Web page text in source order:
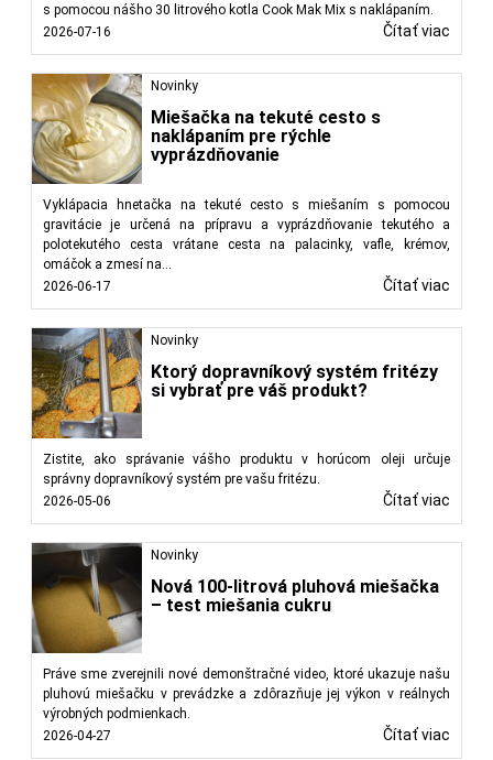
s pomocou nášho 30 litrového kotla Cook Mak Mix s naklápaním.
2026-07-16
Čítať viac
Novinky
Miešačka na tekuté cesto s
naklápaním pre rýchle
vyprázdňovanie
Vyklápacia hnetačka na tekuté cesto s miešaním s pomocou
gravitácie je určená na prípravu a vyprázdňovanie tekutého a
polotekutého cesta vrátane cesta na palacinky, vafle, krémov,
omáčok a zmesí na...
2026-06-17
Čítať viac
Novinky
Ktorý dopravníkový systém fritézy
si vybrať pre váš produkt?
Zistite, ako správanie vášho produktu v horúcom oleji určuje
správny dopravníkový systém pre vašu fritézu.
2026-05-06
Čítať viac
Novinky
Nová 100-litrová pluhová miešačka
– test miešania cukru
Práve sme zverejnili nové demonštračné video, ktoré ukazuje našu
pluhovú miešačku v prevádzke a zdôrazňuje jej výkon v reálnych
výrobných podmienkach.
2026-04-27
Čítať viac